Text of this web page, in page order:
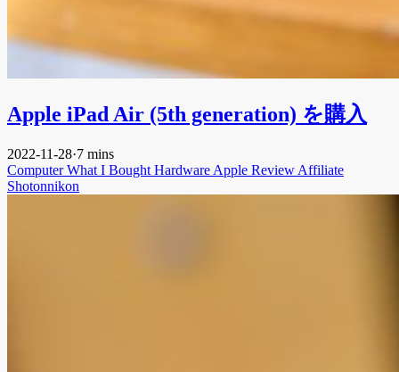
Apple iPad Air (5th generation) を購入
2022-11-28·7 mins
ComputerWhat I Bought Hardware Apple Review Affiliate
Shotonnikon